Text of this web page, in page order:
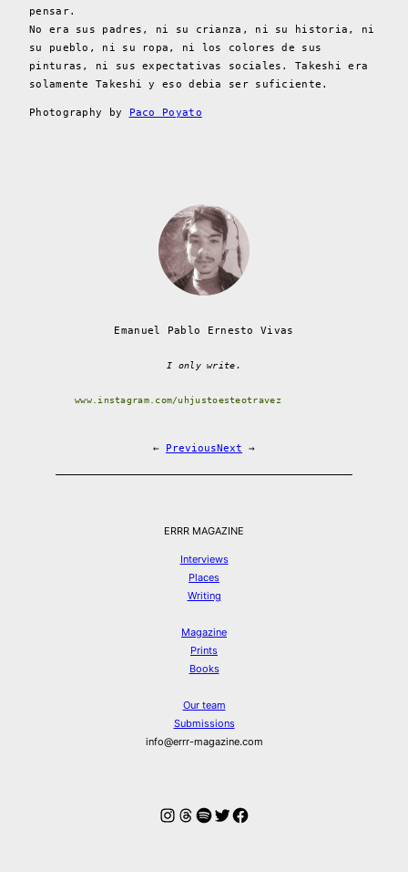
pensar.
No era sus padres, ni su crianza, ni su historia, ni
su pueblo, ni su ropa, ni los colores de sus
pinturas, ni sus expectativas sociales. Takeshi era
solamente Takeshi y eso debia ser suficiente.
Photography by Paco Poyato
Emanuel Pablo Ernesto Vivas
I only write.
www.instagram.com/uhjustoesteotravez
← PreviousNext →
ERRR MAGAZINE
Interviews
Places
Writing
Magazine
Prints
Books
Our team
Submissions
info@errr-magazine.com
Instagram
Threads
Spotify
Twitter
Facebook